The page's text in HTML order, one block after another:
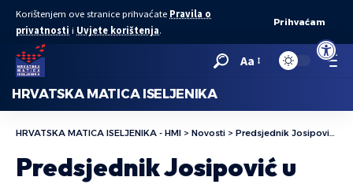
Open
Korištenjem ove stranice prihvaćate Pravila o
privatnosti i Uvjete korištenja.
Prihvaćam
Aa
HRVATSKA MATICA ISELJENIKA
HRVATSKA MATICA ISELJENIKA - HMI > Novosti > Predsjednik Josipović u službenom posjetu Srbiji
Predsjednik Josipović u